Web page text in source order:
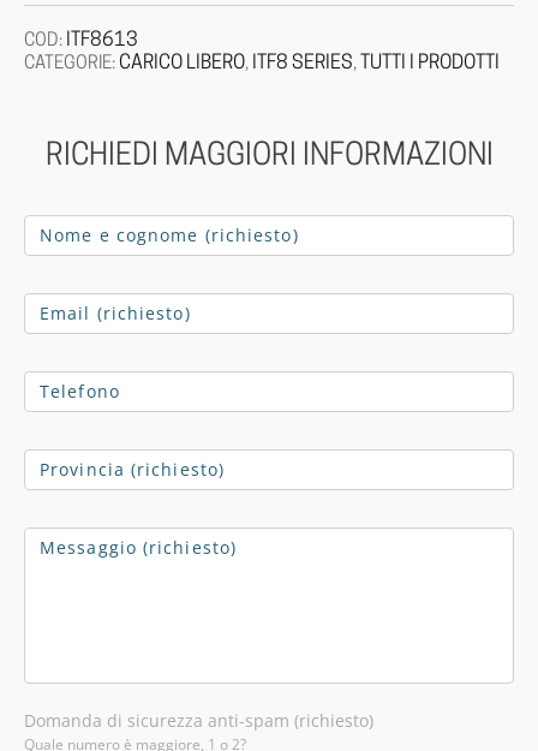
COD: ITF8613
CATEGORIE: CARICO LIBERO, ITF8 SERIES, TUTTI I PRODOTTI
RICHIEDI MAGGIORI INFORMAZIONI
Domanda di sicurezza anti-spam (richiesto)
Quale numero è maggiore, 1 o 2?